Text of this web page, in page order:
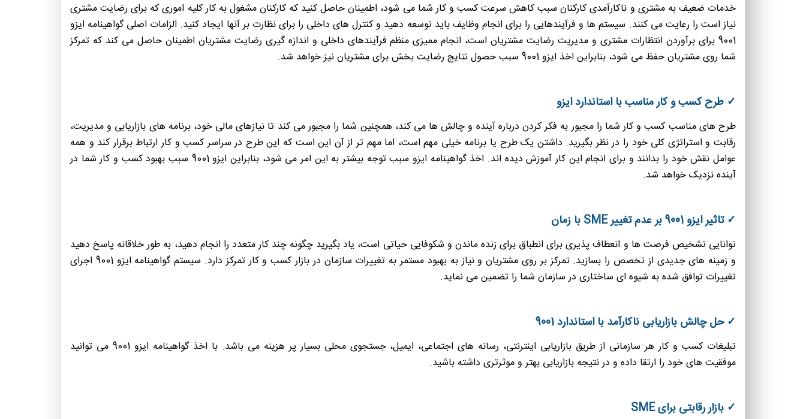
خدمات ضعیف به مشتری و ناکارآمدی کارکنان سبب کاهش سرعت کسب و کار شما می شود، اطمینان حاصل کنید که کارکنان مشغول به کار کلیه اموری که برای رضایت مشتری
نیاز است را رعایت می کنند. سیستم ها و فرآیندهایی را برای انجام وظایف باید توسعه دهید و کنترل های داخلی را برای نظارت بر آنها ایجاد کنید. الزامات اصلی گواهینامه ایزو
9001 برای برآوردن انتظارات مشتری و مدیریت رضایت مشتریان است، انجام ممیزی منظم فرآیندهای داخلی و اندازه گیری رضایت مشتریان اطمینان حاصل می کند که تمرکز
شما روی مشتریان حفظ می شود، بنابراین اخذ ایزو 9001 سبب حصول نتایج رضایت بخش برای مشتریان نیز خواهد شد.
✓ طرح کسب و کار مناسب با استاندارد ایزو
طرح های مناسب کسب و کار شما را مجبور به فکر کردن درباره آینده و چالش ها می کند، همچنین شما را مجبور می کند تا نیازهای مالی خود، برنامه های بازاریابی و مدیریت،
رقابت و استراتژی کلی خود را در نظر بگیرید. داشتن یک طرح یا برنامه خیلی مهم است، اما مهم تر از آن این است که این طرح در سراسر کسب و کار ارتباط برقرار کند و همه
عوامل نقش خود را بدانند و برای انجام این کار آموزش دیده اند. اخذ گواهینامه ایزو سبب توجه بیشتر به این امر می شود، بنابراین ایزو 9001 سبب بهبود کسب و کار شما در
آینده نزدیک خواهد شد.
✓ تاثیر ایزو 9001 بر عدم تغییر SME با زمان
توانایی تشخیص فرصت ها و انعطاف پذیری برای انطباق برای زنده ماندن و شکوفایی حیاتی است، یاد بگیرید چگونه چند کار متعدد را انجام دهید، به طور خلاقانه پاسخ دهید
و زمینه های جدیدی از تخصص را بسازید. تمرکز بر روی مشتریان و نیاز به بهبود مستمر به تغییرات سازمان در بازار کسب و کار تمرکز دارد. سیستم گواهینامه ایزو 9001 اجرای
تغییرات توافق شده به شیوه ای ساختاری در سازمان شما را تضمین می نماید.
✓ حل چالش بازاریابی ناکارآمد با استاندارد 9001
تبلیغات کسب و کار هر سازمانی از طریق بازاریابی اینترنتی، رسانه های اجتماعی، ایمیل، جستجوی محلی بسیار پر هزینه می باشد. با اخذ گواهینامه ایزو 9001 می توانید
موفقیت های خود را ارتقا داده و در نتیجه بازاریابی بهتر و موثرتری داشته باشید.
✓ بازار رقابتی برای SME